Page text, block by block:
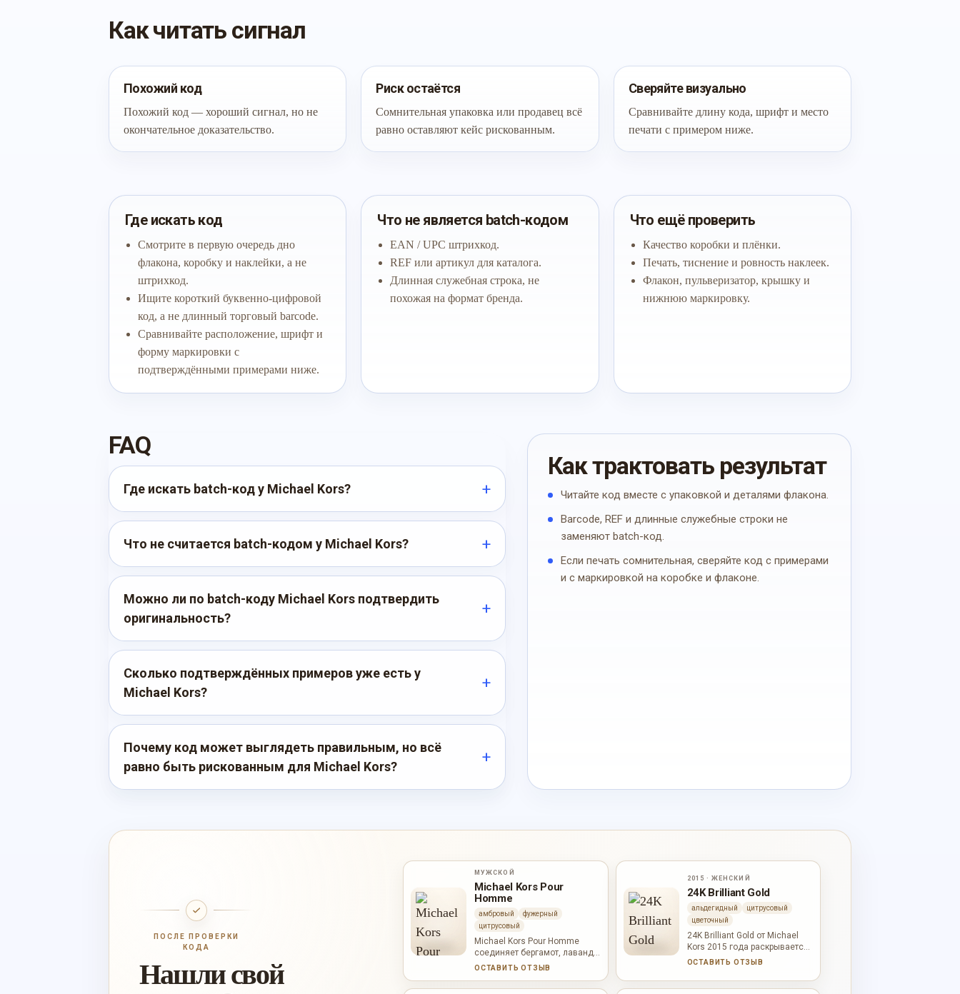
Как читать сигнал
Похожий код
Похожий код — хороший сигнал, но не
окончательное доказательство.
Риск остаётся
Сомнительная упаковка или продавец всё
равно оставляют кейс рискованным.
Сверяйте визуально
Сравнивайте длину кода, шрифт и место
печати с примером ниже.
Где искать код
Смотрите в первую очередь дно
флакона, коробку и наклейки, а не
штрихкод.
Ищите короткий буквенно-цифровой
код, а не длинный торговый barcode.
Сравнивайте расположение, шрифт и
форму маркировки с
подтверждёнными примерами ниже.
Что не является batch-кодом
EAN / UPC штрихкод.
REF или артикул для каталога.
Длинная служебная строка, не
похожая на формат бренда.
Что ещё проверить
Качество коробки и плёнки.
Печать, тиснение и ровность наклеек.
Флакон, пульверизатор, крышку и
нижнюю маркировку.
FAQ
Где искать batch-код у Michael Kors?
Что не считается batch-кодом у Michael Kors?
Можно ли по batch-коду Michael Kors подтвердить
оригинальность?
Сколько подтверждённых примеров уже есть у
Michael Kors?
Почему код может выглядеть правильным, но всё
равно быть рискованным для Michael Kors?
Как трактовать результат
Читайте код вместе с упаковкой и деталями флакона.
Barcode, REF и длинные служебные строки не
заменяют batch-код.
Если печать сомнительная, сверяйте код с примерами
и с маркировкой на коробке и флаконе.
ПОСЛЕ ПРОВЕРКИ
КОДА
Нашли свой
МУЖСКОЙ
Michael Kors Pour
Homme
амбровый
фужерный
цитрусовый
Michael Kors Pour Homme
соединяет бергамот, лаванду,
розовый перец, морскую воду,
ветивер и пачули.
ОСТАВИТЬ ОТЗЫВ
2015 · ЖЕНСКИЙ
24K Brilliant Gold
альдегидный
цитрусовый
цветочный
24K Brilliant Gold от Michael
Kors 2015 года раскрывается
через цветочная мягкость,
древесная глубина. В начале
ОСТАВИТЬ ОТЗЫВ